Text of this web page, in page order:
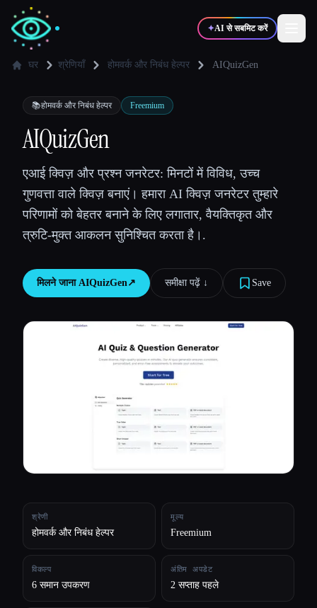
✦AI से सबमिट करें
✍️लेखक
💻 डेवलपर्स
🎓 विद्यार्थी 🎬 क्रिएटर्स
ब्लॉग
घर श्रेणियाँ होमवर्क और निबंध हेल्पर AIQuizGen
📚होमवर्क और निबंध हेल्पर Freemium
AIQuizGen
एआई क्विज़ और प्रश्न जनरेटर: मिनटों में विविध, उच्च
गुणवत्ता वाले क्विज़ बनाएं। हमारा AI क्विज़ जनरेटर तुम्हारे
परिणामों को बेहतर बनाने के लिए लगातार, वैयक्तिकृत और
त्रुटि-मुक्त आकलन सुनिश्चित करता है।.
मिलने जाना AIQuizGen↗︎ समीक्षा पढ़ें ↓︎ Save
श्रेणी
होमवर्क और निबंध हेल्पर
मूल्य
Freemium
विकल्प
6 समान उपकरण
अंतिम अपडेट
2 सप्ताह पहले